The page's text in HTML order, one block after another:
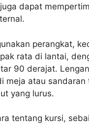
dapat
perangkat,
rata di lantai,
90 derajat.
meja atau sandaran
yang lurus.
tentang kursi,